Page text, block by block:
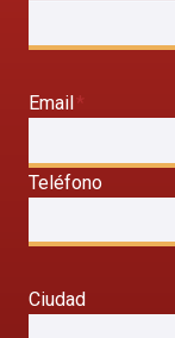
Email *
Teléfono
Ciudad